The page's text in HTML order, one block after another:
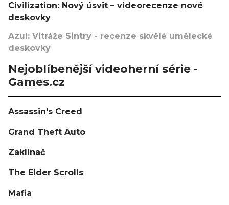
Civilization: Nový úsvit – videorecenze nové
deskovky
Azul: Vitráže Sintry - recenze skvělé umělecké
deskovky
Nejoblíbenější videoherní série -
Games.cz
Assassin's Creed
Grand Theft Auto
Zaklínač
The Elder Scrolls
Mafia